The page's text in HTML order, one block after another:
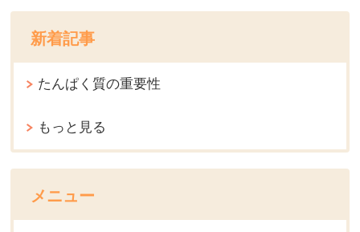
新着記事
たんぱく質の重要性
もっと見る
メニュー